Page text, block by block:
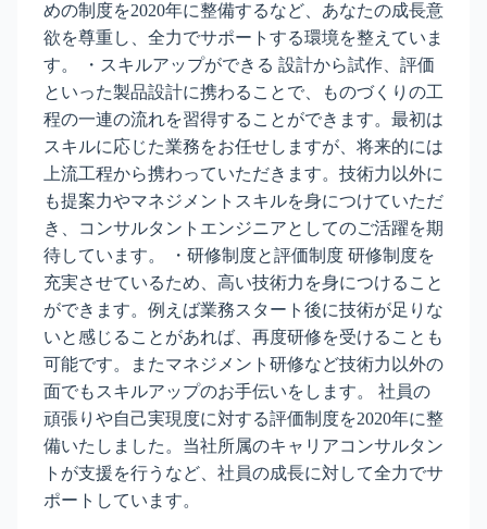
めの制度を2020年に整備するなど、あなたの成長意
欲を尊重し、全力でサポートする環境を整えていま
す。 ・スキルアップができる 設計から試作、評価
といった製品設計に携わることで、ものづくりの工
程の一連の流れを習得することができます。最初は
スキルに応じた業務をお任せしますが、将来的には
上流工程から携わっていただきます。技術力以外に
も提案力やマネジメントスキルを身につけていただ
き、コンサルタントエンジニアとしてのご活躍を期
待しています。 ・研修制度と評価制度 研修制度を
充実させているため、高い技術力を身につけること
ができます。例えば業務スタート後に技術が足りな
いと感じることがあれば、再度研修を受けることも
可能です。またマネジメント研修など技術力以外の
面でもスキルアップのお手伝いをします。 社員の
頑張りや自己実現度に対する評価制度を2020年に整
備いたしました。当社所属のキャリアコンサルタン
トが支援を行うなど、社員の成長に対して全力でサ
ポートしています。